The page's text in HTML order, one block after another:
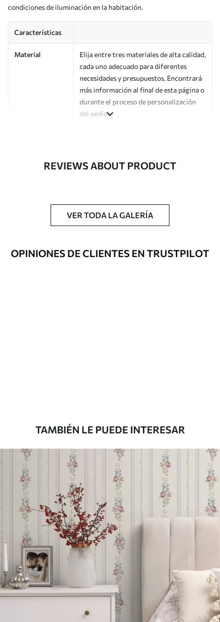
condiciones de iluminación en la habitación.
Características
Material
Elija entre tres materiales de alta calidad,
cada uno adecuado para diferentes
necesidades y presupuestos. Encontrará
más información al final de esta página o
durante el proceso de personalización
del pedido.
Impreso bajo pedido y entregado en
rollos de hasta 50 cm de ancho.
Opciones
adicionales
Disponible con recubrimiento de barniz
y/o adhesivo para empapelar.
/m²
Premium
1100 $660 .00/m²
Vinilo Premium
1266.67$760.00/m²
REVIEWS ABOUT PRODUCT
VER TODA LA GALERÍA
OPINIONES DE CLIENTES EN TRUSTPILOT
TAMBIÉN LE PUEDE INTERESAR